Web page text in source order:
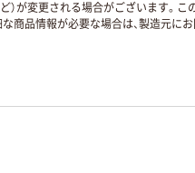
）が変更される場合がございます。こ
品情報が必要な場合は、製造元にお